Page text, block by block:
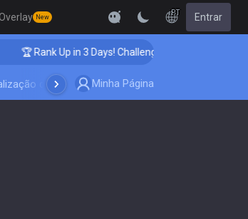
New
PT Entrar
🏆 Rank Up in 3 Days! Challenger Coaching
do jogo Minha Página